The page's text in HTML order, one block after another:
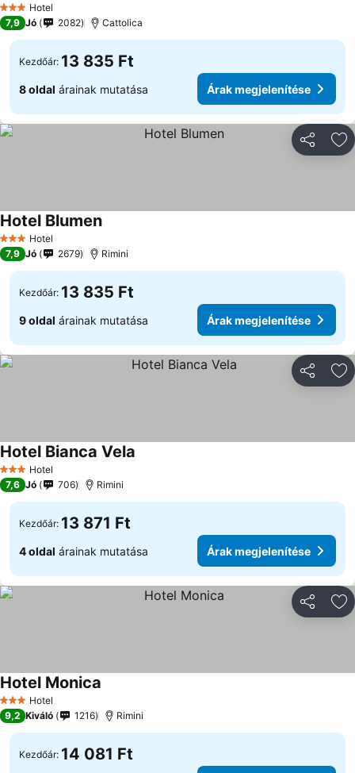
3 Kategória
Hotel
7,9 Jó 2082 Cattolica
Kezdőár: 13 835 Ft
8 oldal árainak mutatása Árak megjelenítése
3 Kategória
Hotel
Hotel Blumen
7,9 Jó 2679 Rimini
Kezdőár: 13 835 Ft
9 oldal árainak mutatása Árak megjelenítése
3 Kategória
Hotel
Hotel Bianca Vela
7,6 Jó 706 Rimini
Kezdőár: 13 871 Ft
4 oldal árainak mutatása Árak megjelenítése
3 Kategória
Hotel
Hotel Monica
9,2 Kiváló 1216 Rimini
Kezdőár: 14 081 Ft